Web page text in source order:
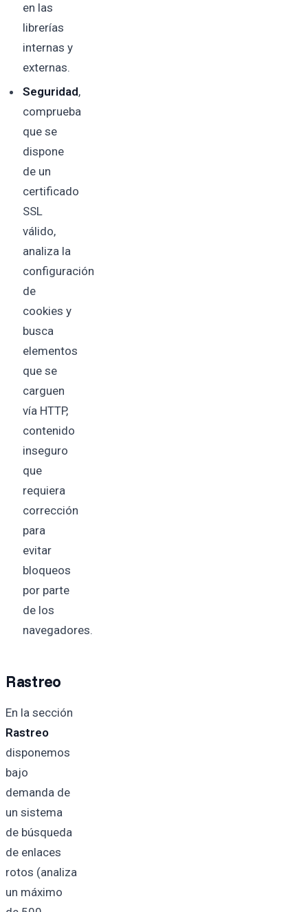
en las
librerías
internas y
externas.
Seguridad,
comprueba
que se
dispone
de un
certificado
SSL
válido,
analiza la
configuración
de
cookies y
busca
elementos
que se
carguen
vía HTTP,
contenido
inseguro
que
requiera
corrección
para
evitar
bloqueos
por parte
de los
navegadores.
Rastreo
En la sección
Rastreo
disponemos
bajo
demanda de
un sistema
de búsqueda
de enlaces
rotos (analiza
un máximo